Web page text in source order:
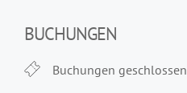
BUCHUNGEN
Buchungen geschlossen